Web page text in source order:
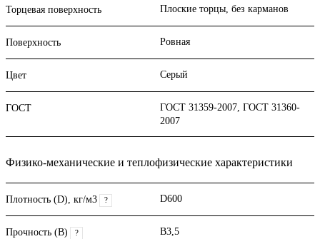
Торцевая поверхность Плоские торцы, без карманов
Поверхность Ровная
Цвет Серый
ГОСТ
ГОСТ 31359-2007, ГОСТ 31360-
2007
Физико-механические и теплофизические характеристики
Плотность (D), кг/м3 ? D600
Прочность (В) ? B3,5